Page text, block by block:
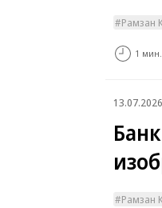
Рамзан
1 мин.
Рамзан